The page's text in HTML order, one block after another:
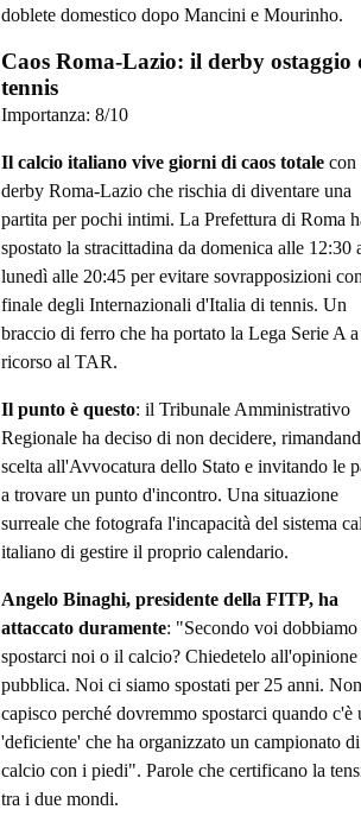
doblete domestico dopo Mancini e Mourinho.
Caos Roma-Lazio: il derby ostaggio
tennis
Importanza: 8/10
Il calcio italiano vive giorni di caos totale con
derby Roma-Lazio che rischia di diventare una
partita per pochi intimi. La Prefettura di Roma
spostato la stracittadina da domenica alle 12:30
lunedì alle 20:45 per evitare sovrapposizioni
finale degli Internazionali d'Italia di tennis. Un
braccio di ferro che ha portato la Lega Serie A
ricorso al TAR.
Il punto è questo: il Tribunale Amministrativo
Regionale ha deciso di non decidere,
scelta all'Avvocatura dello Stato e invitando le
a trovare un punto d'incontro. Una situazione
surreale che fotografa l'incapacità del sistema
italiano di gestire il proprio calendario.
Angelo Binaghi, presidente della FITP, ha
attaccato duramente: "Secondo voi dobbiamo
spostarci noi o il calcio? Chiedetelo all'opinione
pubblica. Noi ci siamo spostati per 25 anni. Non
capisco perché dovremmo spostarci quando c'è
'deficiente' che ha organizzato un campionato di
calcio con i piedi". Parole che certificano la
tra i due mondi.